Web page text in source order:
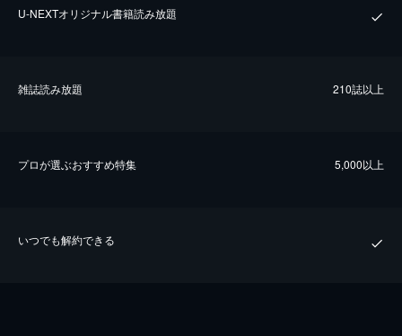
U-NEXTオリジナル書籍読み放題
雑誌読み放題 210誌以上
プロが選ぶおすすめ特集 5,000以上
いつでも解約できる